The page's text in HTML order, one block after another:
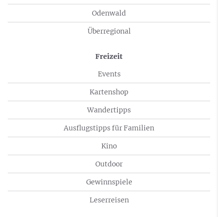
Odenwald
Überregional
Freizeit
Events
Kartenshop
Wandertipps
Ausflugstipps für Familien
Kino
Outdoor
Gewinnspiele
Leserreisen